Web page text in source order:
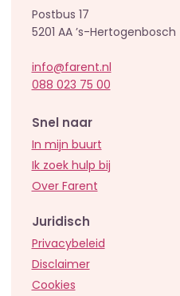
Postbus 17
5201 AA ’s-Hertogenbosch
info@farent.nl
088 023 75 00
Snel naar
In mijn buurt
Ik zoek hulp bij
Over Farent
Juridisch
Privacybeleid
Disclaimer
Cookies